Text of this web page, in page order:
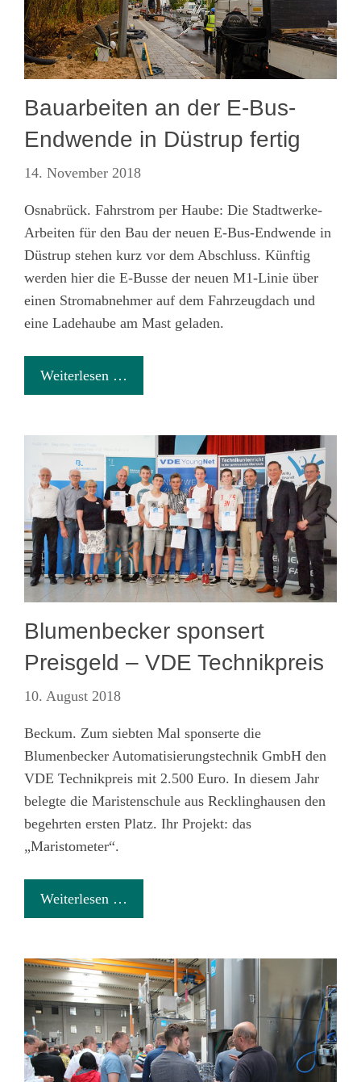
Bauarbeiten an der E-Bus-
Endwende in Düstrup fertig
14. November 2018
Osnabrück. Fahrstrom per Haube: Die Stadtwerke-
Arbeiten für den Bau der neuen E-Bus-Endwende in
Düstrup stehen kurz vor dem Abschluss. Künftig
werden hier die E-Busse der neuen M1-Linie über
einen Stromabnehmer auf dem Fahrzeugdach und
eine Ladehaube am Mast geladen.
Weiterlesen …
Blumenbecker sponsert
Preisgeld – VDE Technikpreis
10. August 2018
Beckum. Zum siebten Mal sponserte die
Blumenbecker Automatisierungstechnik GmbH den
VDE Technikpreis mit 2.500 Euro. In diesem Jahr
belegte die Maristenschule aus Recklinghausen den
begehrten ersten Platz. Ihr Projekt: das
„Maristometer“.
Weiterlesen …